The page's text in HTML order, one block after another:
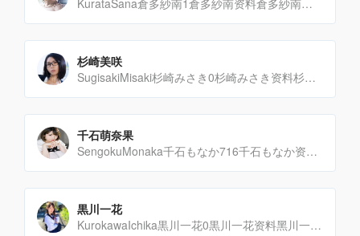
KurataSana倉多紗南1倉多紗南资料倉多紗南（KurataSana）是一位新晋AV女演员，于[…]
杉崎美咲
SugisakiMisaki杉崎みさき0杉崎みさき资料杉崎美咲（SugisakiMisaki，19[…]
千石萌奈果
SengokuMonaka千石もなか716千石もなか资料千石もなか，生于2002年7月7日，现年21[…]
黒川一花
KurokawaIchika黒川一花0黒川一花资料黑川一花（KurokawaIchika,2001[…]